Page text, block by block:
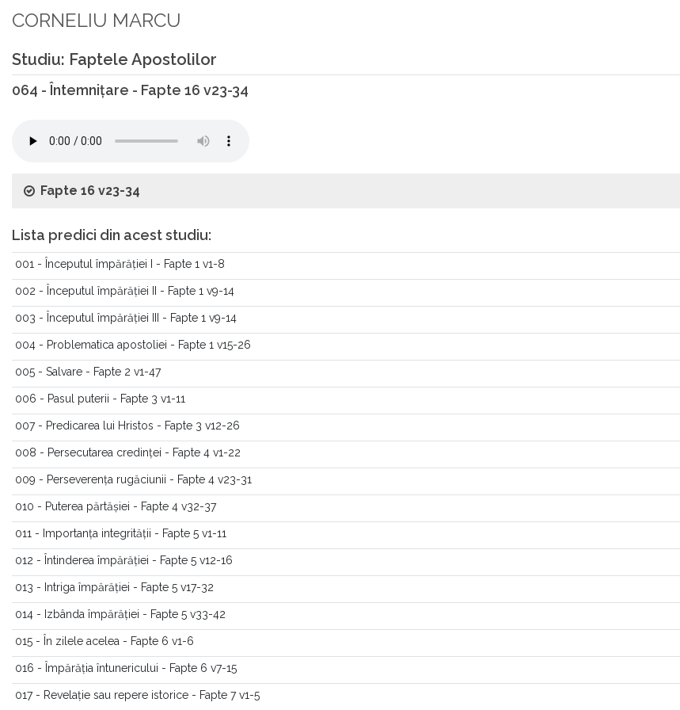
CORNELIU MARCU
Studiu: Faptele Apostolilor
064 - Întemnițare - Fapte 16 v23-34
Fapte 16 v23-34
Lista predici din acest studiu:
001 - Începutul împărăției I - Fapte 1 v1-8
002 - Începutul împărăției II - Fapte 1 v9-14
003 - Începutul împărăției III - Fapte 1 v9-14
004 - Problematica apostoliei - Fapte 1 v15-26
005 - Salvare - Fapte 2 v1-47
006 - Pasul puterii - Fapte 3 v1-11
007 - Predicarea lui Hristos - Fapte 3 v12-26
008 - Persecutarea credinței - Fapte 4 v1-22
009 - Perseverența rugăciunii - Fapte 4 v23-31
010 - Puterea părtășiei - Fapte 4 v32-37
011 - Importanța integrității - Fapte 5 v1-11
012 - Întinderea împărăției - Fapte 5 v12-16
013 - Intriga împărăției - Fapte 5 v17-32
014 - Izbânda împărăției - Fapte 5 v33-42
015 - În zilele acelea - Fapte 6 v1-6
016 - Împărăția întunericului - Fapte 6 v7-15
017 - Revelație sau repere istorice - Fapte 7 v1-5